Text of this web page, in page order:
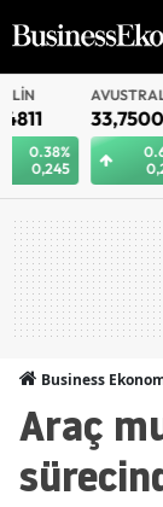
AVUSTRALYA
DOLARI
33,7500
0.69%
0,233
Business
Araç